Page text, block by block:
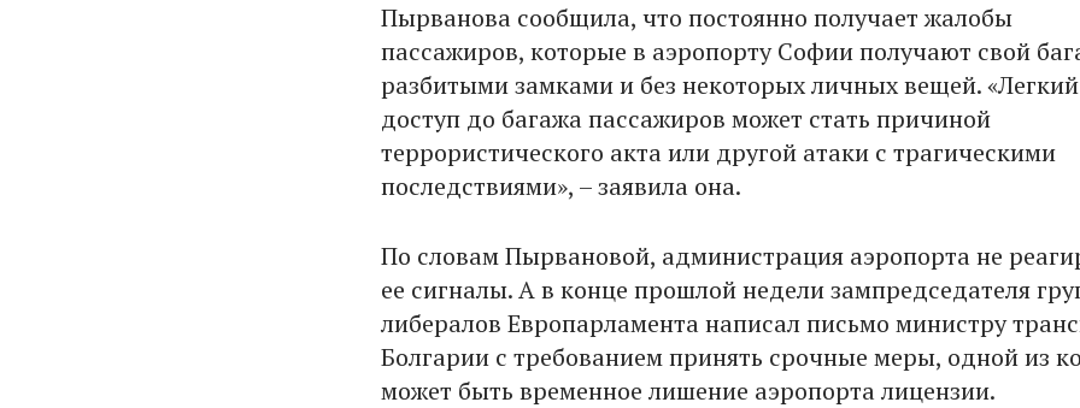
Пырванова сообщила, что постоянно получает жалобы
пассажиров, которые в аэропорту Софии получают свой
разбитыми замками и без некоторых личных вещей. «Легкий
доступ до багажа пассажиров может стать причиной
террористического акта или другой атаки с трагическими
последствиями», – заявила она.
По словам Пырвановой, администрация аэропорта не
ее сигналы. А в конце прошлой недели зампредседателя
либералов Европарламента написал письмо министру
Болгарии с требованием принять срочные меры, одной из
может быть временное лишение аэропорта лицензии.